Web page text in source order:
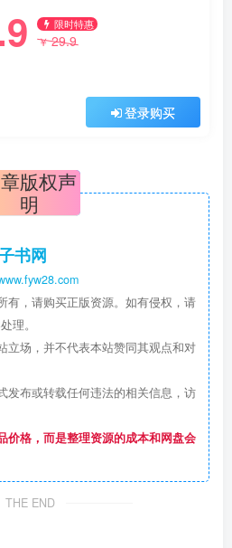
限时特惠
￥29.9
登录购买
版权声
明
书网
有，请购买正版资源。如有侵权，请
理。
立场，并不代表本站赞同其观点和对
发布或转载任何违法的相关信息，访
价格，而是整理资源的成本和网盘会
THE END